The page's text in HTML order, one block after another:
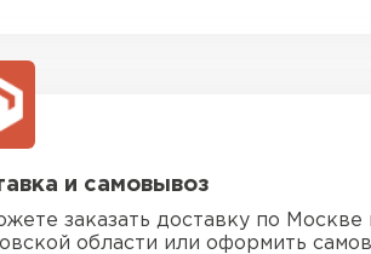
и самовывоз
заказать доставку по Москве
области или оформить
черепица